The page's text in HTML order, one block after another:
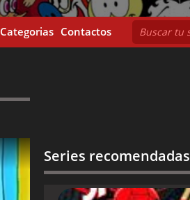
Categorias Contactos
Series recomendadas